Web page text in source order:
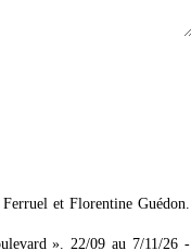
et Florentine Guédon.
». 22/09 au 7/11/26 -